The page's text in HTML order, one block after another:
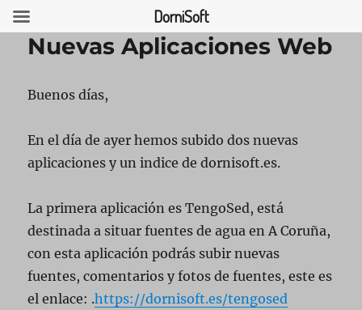
Nuevas Aplicaciones Web
Buenos días,
En el día de ayer hemos subido dos nuevas
aplicaciones y un indice de dornisoft.es.
La primera aplicación es TengoSed, está
destinada a situar fuentes de agua en A Coruña,
con esta aplicación podrás subir nuevas
fuentes, comentarios y fotos de fuentes, este es
el enlace: .https://dornisoft.es/tengosed
DorniSoft